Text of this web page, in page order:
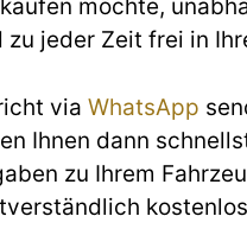
möchte,
jeder Zeit frei in
via WhatsApp
Ihnen dann
zu Ihrem